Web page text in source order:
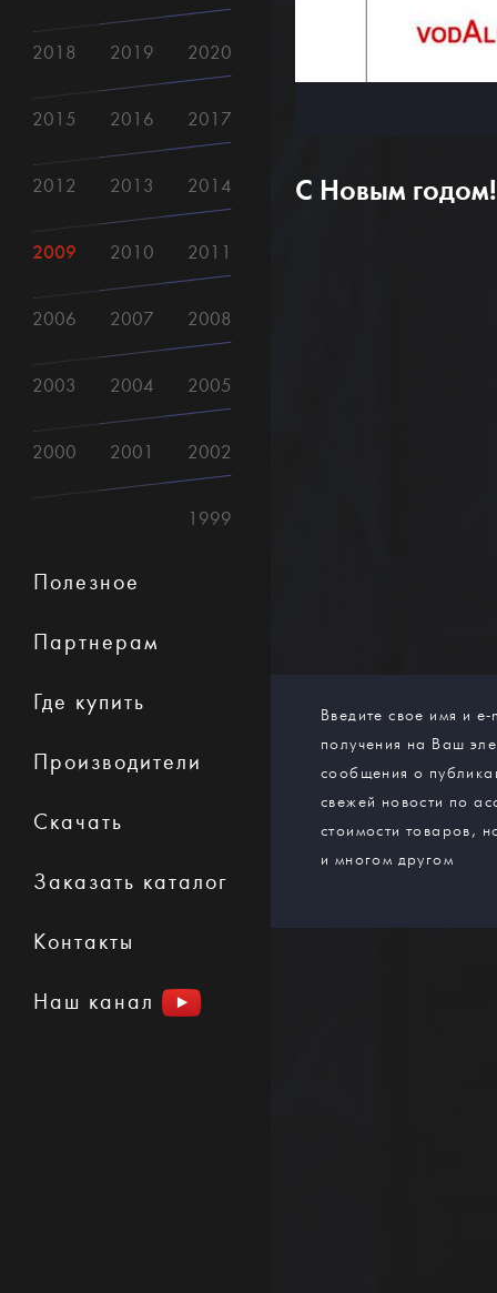
С Новым годом!
Введите свое имя и
получения на Ваш
сообщения о
свежей новости по
стоимости товаров,
и многом другом
2020
2019
2018
2017
2016
2015
2014
2013
2012
2011
2010
2009
2008
2007
2006
2005
2004
2003
2002
2001
2000
1999
Полезное
Партнерам
Где купить
Производители
Скачать
Заказать каталог
Контакты
Наш канал